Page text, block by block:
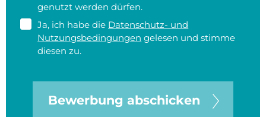
genutzt werden dürfen.
Ja, ich habe die Datenschutz- und
Nutzungsbedingungen gelesen und stimme
diesen zu.
Bewerbung abschicken